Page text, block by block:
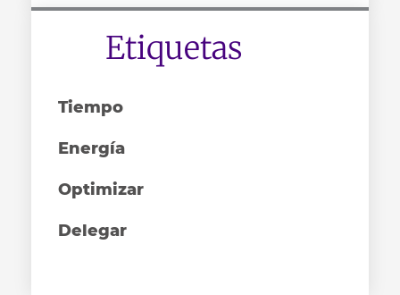
Etiquetas
Tiempo
Energía
Optimizar
Delegar